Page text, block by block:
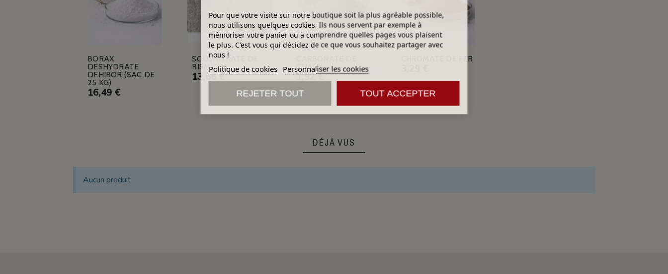
BORAX
DESHYDRATE
DEHIBOR (SAC DE
25 KG)
16,49 €
SOUSNITRATE DE
BISMUTH
13,66 €
CHAUX
1,92 €
CHROMATE DE FER
DÉJÀ VUS
Aucun produit
Pour que votre visite sur notre boutique soit la plus agréable possible,
nous utilisons quelques cookies. Ils nous servent par exemple à
mémoriser votre panier ou à comprendre quelles pages vous plaisent
le plus. C'est vous qui décidez de ce que vous souhaitez partager avec
nous !
Politique de cookies Personnaliser les cookies
REJETER TOUT TOUT ACCEPTER